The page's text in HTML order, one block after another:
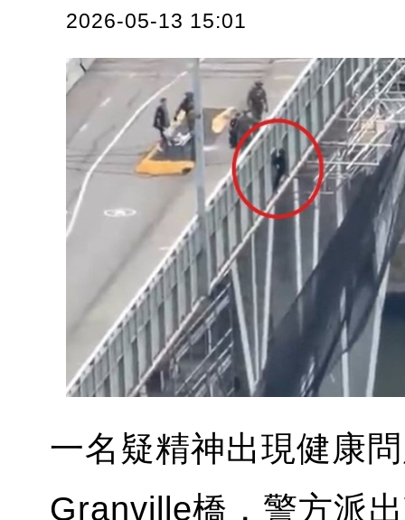
2026-05-13 15:01
一名疑精神出現健康
Granville橋，警方派